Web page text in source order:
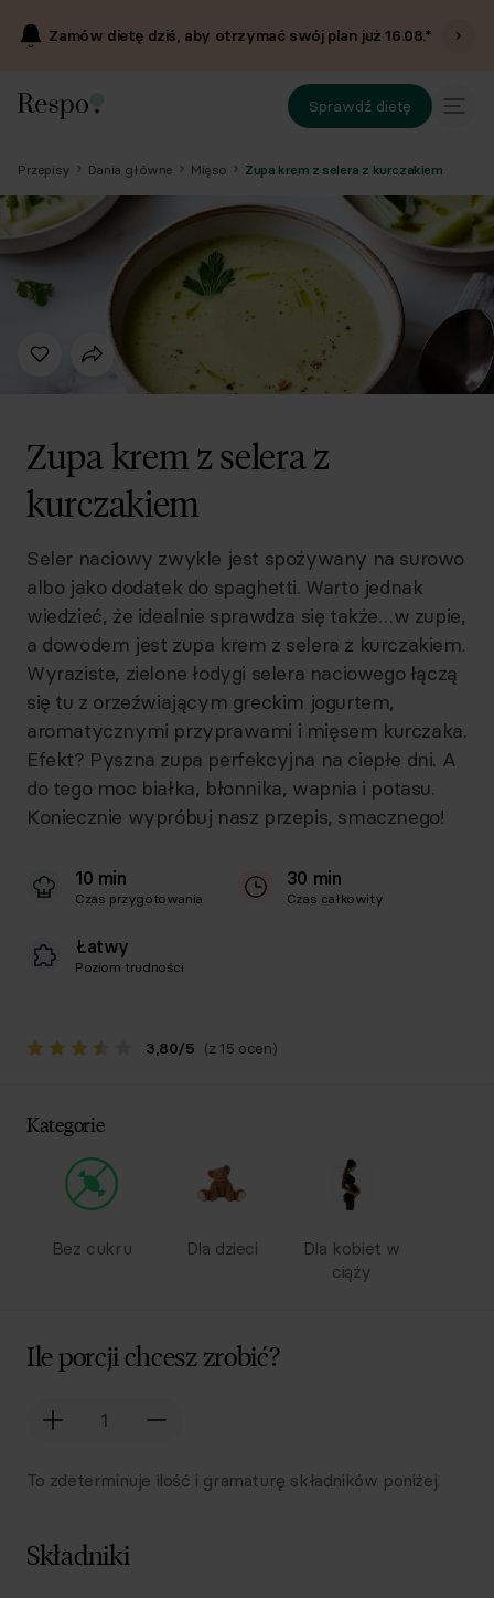
Zamów dietę dziś, aby otrzymać swój plan już16.08.*
Sprawdź dietę
Przepisy Dania główne Mięso Zupa krem z selera z kurczakiem
Zupa krem z selera z
kurczakiem
Seler naciowy zwykle jest spożywany na surowo
albo jako dodatek do spaghetti. Warto jednak
wiedzieć, że idealnie sprawdza się także…w zupie,
a dowodem jest zupa krem z selera z kurczakiem.
Wyraziste, zielone łodygi selera naciowego łączą
się tu z orzeźwiającym greckim jogurtem,
aromatycznymi przyprawami i mięsem kurczaka.
Efekt? Pyszna zupa perfekcyjna na ciepłe dni. A
do tego moc białka, błonnika, wapnia i potasu.
Koniecznie wypróbuj nasz przepis, smacznego!
10 min
Czas przygotowania
30 min
Czas całkowity
Łatwy
Poziom trudności
3,80/5 (z 15 ocen)
Kategorie
Bez cukru Dla dzieci
Dla kobiet w
ciąży
Ile porcji chcesz zrobić?
To zdeterminuje ilość i gramaturę składników poniżej.
Składniki